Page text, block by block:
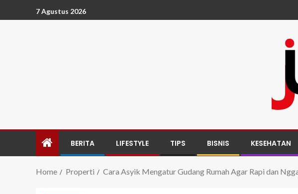
7 Agustus 2026
BERITA LIFESTYLE TIPS BISNIS KESEHATAN
Home Properti Cara Asyik Mengatur Gudang Rumah Agar Rapi dan